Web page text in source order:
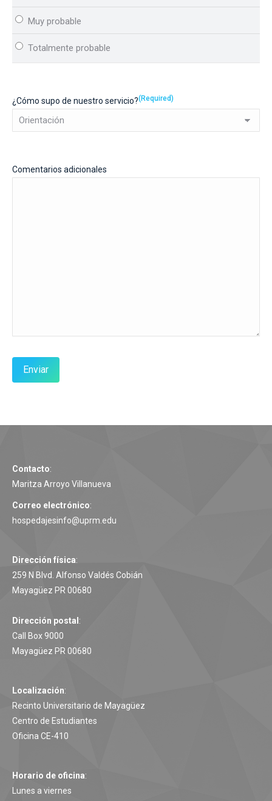
¿Cómo supo de nuestro servicio?(Required)
Comentarios adicionales
Contacto:
Maritza Arroyo Villanueva
Correo electrónico:
hospedajesinfo@uprm.edu
Dirección física:
259 N Blvd. Alfonso Valdés Cobián
Mayagüez PR 00680
Dirección postal :
Call Box 9000
Mayagüez PR 00680
Localización:
Recinto Universitario de Mayagüez
Centro de Estudiantes
Oficina CE-410
Horario de oficina:
Lunes a viernes